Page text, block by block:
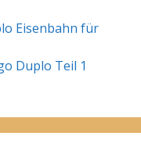
Eisenbahn für
Duplo Teil 1